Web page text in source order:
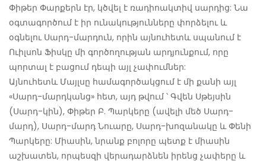
Փիթեր Փարքերն էր, կծվել է ռադիոակտիվ սարդից: Նա
օգտագործում է իր ունակությունները փորձելու և
օգնելու Սարդ-մարդուն, որին այնուհետև սպանում է
Ուիլսոն Ֆիսկը մի գործողության արդյունքում, որը
պորտալ է բացում դեպի այլ չափումներ:
Այնուհետև Մայլսը համագործակցում է մի քանի այլ
«Սարդ-մարդկանց» հետ, այդ թվում ՝ Գվեն Սթեյսին
(Սարդ-կին), Փիթեր Բ. Պարկերը (ավելի մեծ Սարդ-
մարդ), Սարդ-մարդ Նուարը, Սարդ-խոզանակը և Փենի
Պարկերը: Միասին, նրանք բոլորը պետք է միասին
աշխատեն, որպեսզի վերադարձնեն իրենց չափերը և